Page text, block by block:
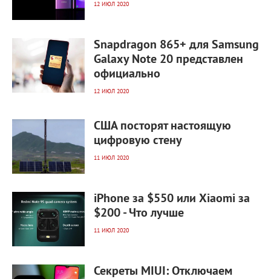
12 ИЮЛ 2020
Snapdragon 865+ для Samsung
Galaxy Note 20 представлен
официально
12 ИЮЛ 2020
США посторят настоящую
цифровую стену
11 ИЮЛ 2020
iPhone за $550 или Xiaomi за
$200 - Что лучше
11 ИЮЛ 2020
Секреты MIUI: Отключаем